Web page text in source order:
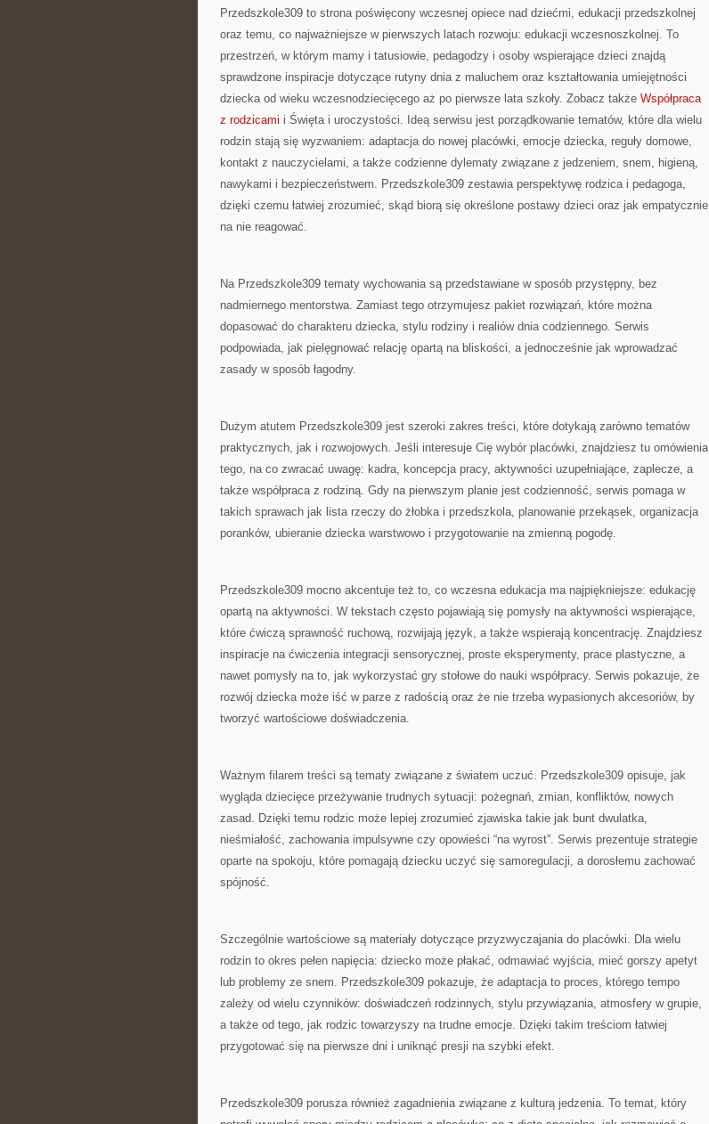
Przedszkole309 to strona poświęcony wczesnej opiece nad dziećmi, edukacji przedszkolnej
oraz temu, co najważniejsze w pierwszych latach rozwoju: edukacji wczesnoszkolnej. To
przestrzeń, w którym mamy i tatusiowie, pedagodzy i osoby wspierające dzieci znajdą
sprawdzone inspiracje dotyczące rutyny dnia z maluchem oraz kształtowania umiejętności
dziecka od wieku wczesnodziecięcego aż po pierwsze lata szkoły. Zobacz także Współpraca
z rodzicami i Święta i uroczystości. Ideą serwisu jest porządkowanie tematów, które dla wielu
rodzin stają się wyzwaniem: adaptacja do nowej placówki, emocje dziecka, reguły domowe,
kontakt z nauczycielami, a także codzienne dylematy związane z jedzeniem, snem, higieną,
nawykami i bezpieczeństwem. Przedszkole309 zestawia perspektywę rodzica i pedagoga,
dzięki czemu łatwiej zrozumieć, skąd biorą się określone postawy dzieci oraz jak empatycznie
na nie reagować.
Na Przedszkole309 tematy wychowania są przedstawiane w sposób przystępny, bez
nadmiernego mentorstwa. Zamiast tego otrzymujesz pakiet rozwiązań, które można
dopasować do charakteru dziecka, stylu rodziny i realiów dnia codziennego. Serwis
podpowiada, jak pielęgnować relację opartą na bliskości, a jednocześnie jak wprowadzać
zasady w sposób łagodny.
Dużym atutem Przedszkole309 jest szeroki zakres treści, które dotykają zarówno tematów
praktycznych, jak i rozwojowych. Jeśli interesuje Cię wybór placówki, znajdziesz tu omówienia
tego, na co zwracać uwagę: kadra, koncepcja pracy, aktywności uzupełniające, zaplecze, a
także współpraca z rodziną. Gdy na pierwszym planie jest codzienność, serwis pomaga w
takich sprawach jak lista rzeczy do żłobka i przedszkola, planowanie przekąsek, organizacja
poranków, ubieranie dziecka warstwowo i przygotowanie na zmienną pogodę.
Przedszkole309 mocno akcentuje też to, co wczesna edukacja ma najpiękniejsze: edukację
opartą na aktywności. W tekstach często pojawiają się pomysły na aktywności wspierające,
które ćwiczą sprawność ruchową, rozwijają język, a także wspierają koncentrację. Znajdziesz
inspiracje na ćwiczenia integracji sensorycznej, proste eksperymenty, prace plastyczne, a
nawet pomysły na to, jak wykorzystać gry stołowe do nauki współpracy. Serwis pokazuje, że
rozwój dziecka może iść w parze z radością oraz że nie trzeba wypasionych akcesoriów, by
tworzyć wartościowe doświadczenia.
Ważnym filarem treści są tematy związane z światem uczuć. Przedszkole309 opisuje, jak
wygląda dziecięce przeżywanie trudnych sytuacji: pożegnań, zmian, konfliktów, nowych
zasad. Dzięki temu rodzic może lepiej zrozumieć zjawiska takie jak bunt dwulatka,
nieśmiałość, zachowania impulsywne czy opowieści “na wyrost”. Serwis prezentuje strategie
oparte na spokoju, które pomagają dziecku uczyć się samoregulacji, a dorosłemu zachować
spójność.
Szczególnie wartościowe są materiały dotyczące przyzwyczajania do placówki. Dla wielu
rodzin to okres pełen napięcia: dziecko może płakać, odmawiać wyjścia, mieć gorszy apetyt
lub problemy ze snem. Przedszkole309 pokazuje, że adaptacja to proces, którego tempo
zależy od wielu czynników: doświadczeń rodzinnych, stylu przywiązania, atmosfery w grupie,
a także od tego, jak rodzic towarzyszy na trudne emocje. Dzięki takim treściom łatwiej
przygotować się na pierwsze dni i uniknąć presji na szybki efekt.
Przedszkole309 porusza również zagadnienia związane z kulturą jedzenia. To temat, który